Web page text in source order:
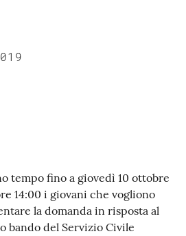
tempo fino a giovedì 10 ottobre
14:00 i giovani che vogliono
la domanda in risposta al
bando del Servizio Civile